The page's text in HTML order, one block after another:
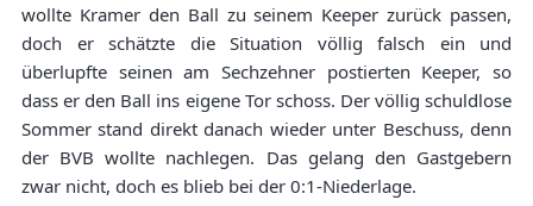
wollte Kramer den Ball zu seinem Keeper zurück passen,
doch er schätzte die Situation völlig falsch ein und
überlupfte seinen am Sechzehner postierten Keeper, so
dass er den Ball ins eigene Tor schoss. Der völlig schuldlose
Sommer stand direkt danach wieder unter Beschuss, denn
der BVB wollte nachlegen. Das gelang den Gastgebern
zwar nicht, doch es blieb bei der 0:1-Niederlage.